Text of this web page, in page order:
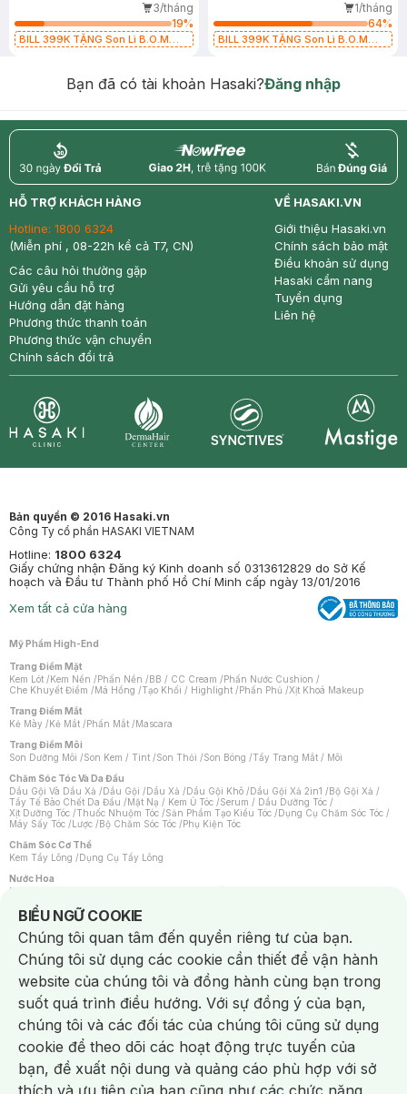
3/tháng
19%
BILL 399K TẶNG Son Lì B.O.M
1/tháng
64%
BILL 399K TẶNG Son Lì B.O.M
Bạn đã có tài khoản Hasaki?Đăng nhập
return nowfree price
HỖ TRỢ KHÁCH HÀNG
Hotline: 1800 6324
(Miễn phí , 08-22h kể cả T7, CN)
Các câu hỏi thường gặp
Gửi yêu cầu hỗ trợ
Hướng dẫn đặt hàng
Phương thức thanh toán
Phương thức vận chuyển
Chính sách đổi trả
VỀ HASAKI.VN
Giới thiệu Hasaki.vn
Chính sách bảo mật
Điều khoản sử dụng
Hasaki cẩm nang
Tuyển dụng
Liên hệ
Bản quyền © 2016 Hasaki.vn
Công Ty cổ phần HASAKI VIETNAM
Hotline: 1800 6324
Giấy chứng nhận Đăng ký Kinh doanh số 0313612829 do Sở Kế
hoạch và Đầu tư Thành phố Hồ Chí Minh cấp ngày 13/01/2016
Xem tất cả cửa hàng
Mỹ Phẩm High-End
Trang Điểm Mặt
Kem Lót /Kem Nền /Phấn Nền /BB / CC Cream /Phấn Nước Cushion /
Che Khuyết Điểm /Má Hồng /Tạo Khối / Highlight /Phấn Phủ /Xịt Khoá Makeup
Trang Điểm Mắt
Kẻ Mày /Kẻ Mắt /Phấn Mắt /Mascara
Trang Điểm Môi
Son Dưỡng Môi /Son Kem / Tint /Son Thỏi /Son Bóng /Tẩy Trang Mắt / Môi
Chăm Sóc Tóc Và Da Đầu
Dầu Gội Và Dầu Xả /Dầu Gội /Dầu Xả /Dầu Gội Khô /Dầu Gội Xả 2in1 /Bộ Gội Xả /
Tẩy Tế Bào Chết Da Đầu /Mặt Nạ / Kem Ủ Tóc /Serum / Dầu Dưỡng Tóc /
Xịt Dưỡng Tóc /Thuốc Nhuộm Tóc /Sản Phẩm Tạo Kiểu Tóc /Dụng Cụ Chăm Sóc Tóc /
Máy Sấy Tóc /Lược /Bộ Chăm Sóc Tóc /Phụ Kiện Tóc
Chăm Sóc Cơ Thể
Kem Tẩy Lông /Dụng Cụ Tẩy Lông
Nước Hoa
Nước Hoa Nữ
Chăm Sóc Cá Nhân
Chống Muỗi /Khẩu Trang /Máy Massage/Mặt Nạ Xông Hơi /Nước Rửa Tay/
Sản Phẩm Chăm Sóc Khác /Bàn Chải Đánh Răng /Bàn Chải Điện/
Hỗ Trợ Trắng Răng/Kem Đánh Răng /Máy Tăm Nước/ Nước Súc Miệng/
Tăm / Chỉ Nha Khoa/ Xịt Thơm Miệng / Dung Dịch Vệ Sinh/Dưỡng Vùng Kín/
Khăn Ướt Vệ Sinh Vùng Kín/Băng Vệ Sinh/Tampon/Bọt Cạo Râu /Dao Cạo Râu/
Máy Cạo Râu
Vấn Đề Về Da
Da Dầu / Lỗ Chân Lông To/ Da Khô / Mất Nước/ Da Lão Hóa/ Da Mụn/
Da Nhạy Cảm / Kích Ứng
Da Xỉn Màu Thâm / Nám / Tàn Nhang
Quầng Thâm & Bọng Mắt /Sẹo /Viêm Da Cơ Địa
Dụng Cụ / Phụ Kiện Chăm Sóc Da
Bông Tẩy Trang
Khăn Lau Mặt Khô Dụng Cụ / Máy Rửa Mặt Máy Chăm Sóc Da
Dụng Cụ Chăm Sóc Khác
BIỂU NGỮ COOKIE
Notice about cookies usage
Chúng tôi quan tâm đến quyền riêng tư của bạn.
Chúng tôi sử dụng các cookie cần thiết để vận hành
website của chúng tôi và đồng hành cùng bạn trong
suốt quá trình điều hướng. Với sự đồng ý của bạn,
chúng tôi và các đối tác của chúng tôi cũng sử dụng
cookie để theo dõi các hoạt động trực tuyến của
bạn, đề xuất nội dung và quảng cáo phù hợp với sở
thích và ưu tiên của bạn cũng như các chức năng